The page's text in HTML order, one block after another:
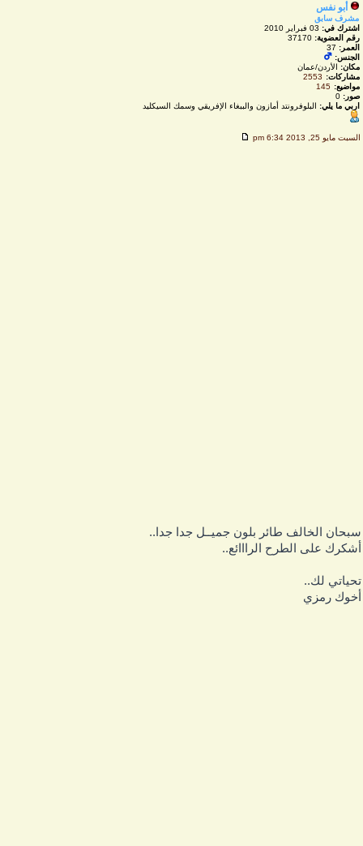
أبو نفس
مشرف سابق
اشترك في:03 فبراير 2010
رقم العضوية:37170
العمر: 37
الجنس:
مكان:الأردن/عمان
مشاركات:
2553
مواضيع:
145
صور: 0
اربي ما يلي:البلوفرونتد أمازون والببغاء الإفريقي وسمك السيكليد
السبت مايو 25, 2013 6:34 pm
الخالف طائر بلون جميــل جدا جدا..
على الطرح الرااائع..
لك..
رمزي